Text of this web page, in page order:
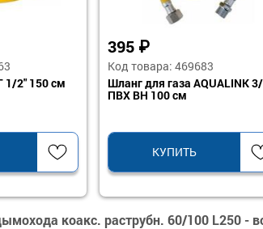
1/2" 150 см
395 ₽
Код товара: 469683
Шланг для газа AQUALINK
ПВХ ВН 100 см
КУПИТЬ
коакс. раструбн. 60/100 L250 -